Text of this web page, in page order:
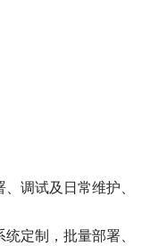
调试及日常维护、
定制，批量部署、